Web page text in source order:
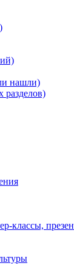
нашли)
разделов)
классы,